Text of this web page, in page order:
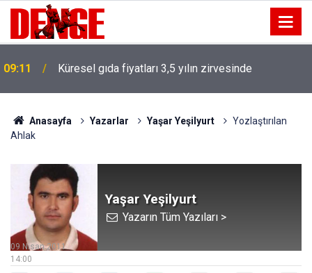
09:11 Küresel gıda fiyatları 3,5 yılın zirvesinde
Anasayfa Yazarlar Yaşar Yeşilyurt
Yozlaştırılan
Ahlak
Yaşar Yeşilyurt
Yazarın Tüm Yazıları >
14:00
09 Nisan 2011